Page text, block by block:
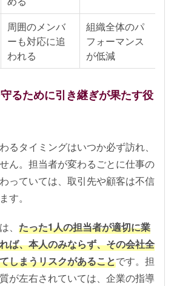
周囲のメンバ
ーも対応に追
われる
組織全体のパ
フォーマンス
が低減
るために引き継ぎが果たす役
るタイミングはいつか必ず訪れ、
ん。担当者が変わるごとに仕事の
っていては、取引先や顧客は不信
す。
、 たった1人の担当者が適切に業
ば、本人のみならず、その会社全
しまうリスクがあることです。担
が左右されていては、企業の指導